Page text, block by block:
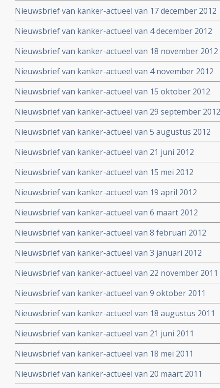
Nieuwsbrief van kanker-actueel van 17 december 2012
Nieuwsbrief van kanker-actueel van 4 december 2012
Nieuwsbrief van kanker-actueel van 18 november 2012
Nieuwsbrief van kanker-actueel van 4 november 2012
Nieuwsbrief van kanker-actueel van 15 oktober 2012
Nieuwsbrief van kanker-actueel van 29 september
Nieuwsbrief van kanker-actueel van 5 augustus 2012
Nieuwsbrief van kanker-actueel van 21 juni 2012
Nieuwsbrief van kanker-actueel van 15 mei 2012
Nieuwsbrief van kanker-actueel van 19 april 2012
Nieuwsbrief van kanker-actueel van 6 maart 2012
Nieuwsbrief van kanker-actueel van 8 februari 2012
Nieuwsbrief van kanker-actueel van 3 januari 2012
Nieuwsbrief van kanker-actueel van 22 november 2011
Nieuwsbrief van kanker-actueel van 9 oktober 2011
Nieuwsbrief van kanker-actueel van 18 augustus 2011
Nieuwsbrief van kanker-actueel van 21 juni 2011
Nieuwsbrief van kanker-actueel van 18 mei 2011
Nieuwsbrief van kanker-actueel van 20 maart 2011